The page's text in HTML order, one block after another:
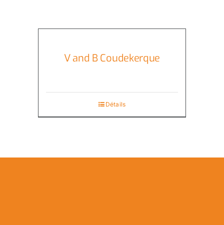
V and B Coudekerque
Détails